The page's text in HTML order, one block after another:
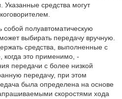
Указанные средства могут
полуавтоматическую
выбирать передачу вручную.
средства, выполненные с
когда это применимо, -
передачи с более низкой
передачу, при этом
была определена на основе
скоростями хода